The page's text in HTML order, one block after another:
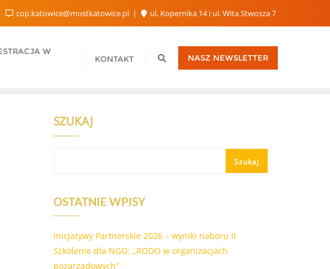
cop.katowice@mostkatowice.pl ul. Kopernika 14 i ul. Wita Stwosza 7
W
KONTAKT NASZ NEWSLETTER
SZUKAJ
Szukaj
OSTATNIE WPISY
Inicjatywy Partnerskie 2026 – wyniki naboru II
Szkolenie dla NGO: „RODO w organizacjach
pozarządowych”